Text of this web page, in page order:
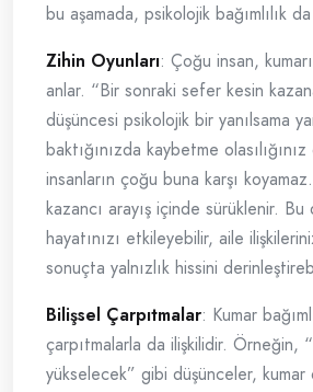
bu aşamada, psikolojik bağımlılık
Zihin Oyunları: Çoğu insan,
anlar. “Bir sonraki sefer kesin
düşüncesi psikolojik bir yanılsama
baktığınızda kaybetme
insanların çoğu buna karşı
kazancı arayış içinde sürüklenir. Bu
hayatınızı etkileyebilir, aile
sonuçta yalnızlık hissini
Bilişsel Çarpıtmalar: Kumar
çarpıtmalarla da ilişkilidir. Örneğin,
yükselecek” gibi düşünceler, kumar